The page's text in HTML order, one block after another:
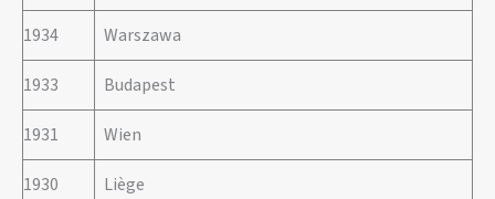
1934 Warszawa
1933 Budapest
1931 Wien
1930 Liège